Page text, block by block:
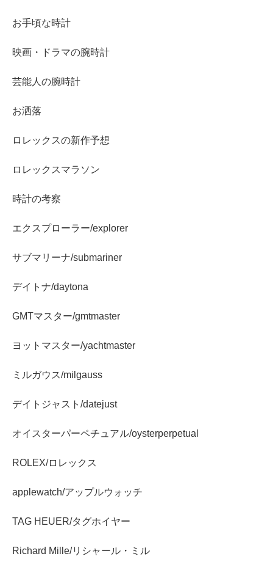
お手頃な時計
映画・ドラマの腕時計
芸能人の腕時計
お洒落
ロレックスの新作予想
ロレックスマラソン
時計の考察
エクスプローラー/explorer
サブマリーナ/submariner
デイトナ/daytona
GMTマスター/gmtmaster
ヨットマスター/yachtmaster
ミルガウス/milgauss
デイトジャスト/datejust
オイスターパーペチュアル/oysterperpetual
ROLEX/ロレックス
applewatch/アップルウォッチ
TAG HEUER/タグホイヤー
Richard Mille/リシャール・ミル